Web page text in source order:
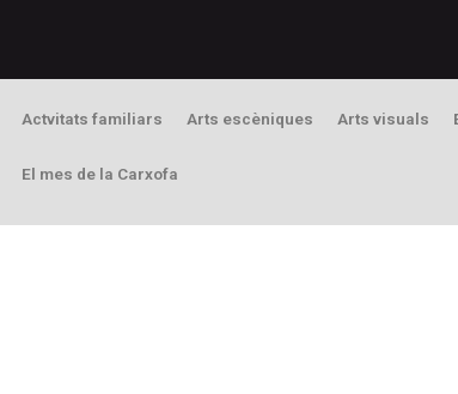
Actvitats familiars Arts escèniques Arts visuals
El mes de la Carxofa